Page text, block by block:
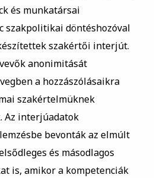
és munkatársai
szakpolitikai döntéshozóval
szakértői interjút.
anonimitását
a hozzászólásaikra
szakértelmüknek
Az interjúadatok
bevonták az elmúlt
és másodlagos
is, amikor a kompetenciák